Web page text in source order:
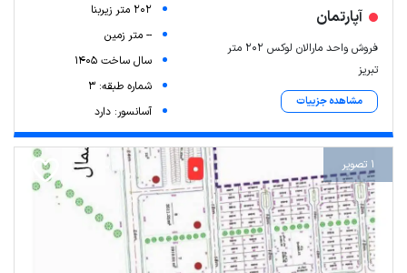
آپارتمان
فروش واحد مارالان لوکس ۲۰۲ متر
تبریز
مشاهده جزییات
202 متر زیربنا
-- متر زمین
سال ساخت 1405
شماره طبقه: 3
آسانسور: دارد
1 تصویر